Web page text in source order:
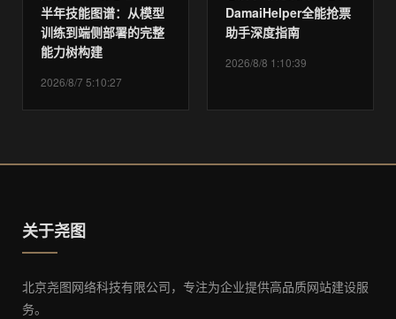
半年技能图谱：从模型
训练到端侧部署的完整
能力树构建
2026/8/7 5:10:27
DamaiHelper全能抢票
助手深度指南
2026/8/8 1:10:39
关于尧图
北京尧图网络科技有限公司，专注为企业提供高品质网站建设服
务。